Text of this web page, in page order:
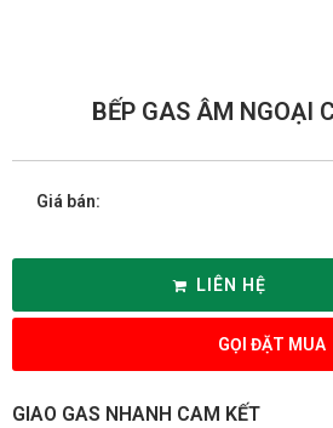
BẾP GAS ÂM NGOẠI
Giá bán:
LIÊN HỆ
GỌI ĐẶT MUA
GIAO GAS NHANH CAM KẾT